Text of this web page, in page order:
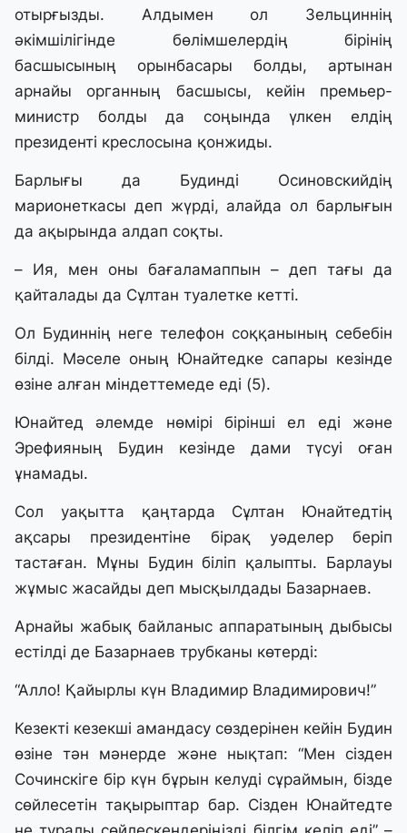
отырғызды. Алдымен ол Зельциннің
әкімшілігінде бөлімшелердің бірінің
басшысының орынбасары болды, артынан
арнайы органның басшысы, кейін премьер-
министр болды да соңында үлкен елдің
президенті креслосына қонжиды.
Барлығы да Будинді Осиновскийдің
марионеткасы деп жүрді, алайда ол барлығын
да ақырында алдап соқты.
– Ия, мен оны бағаламаппын – деп тағы да
қайталады да Сұлтан туалетке кетті.
Ол Будиннің неге телефон соққанының себебін
білді. Мәселе оның Юнайтедке сапары кезінде
өзіне алған міндеттемеде еді (5).
Юнайтед әлемде нөмірі бірінші ел еді және
Эрефияның Будин кезінде дами түсуі оған
ұнамады.
Сол уақытта қаңтарда Сұлтан Юнайтедтің
ақсары президентіне бірақ уәделер беріп
тастаған. Мұны Будин біліп қалыпты. Барлауы
жұмыс жасайды деп мысқылдады Базарнаев.
Арнайы жабық байланыс аппаратының дыбысы
естілді де Базарнаев трубканы көтерді:
“Алло! Қайырлы күн Владимир Владимирович!”
Кезекті кезекші амандасу сөздерінен кейін Будин
өзіне тән мәнерде және нықтап: “Мен сізден
Сочинскіге бір күн бұрын келуді сұраймын, бізде
сөйлесетін тақырыптар бар. Сізден Юнайтедте